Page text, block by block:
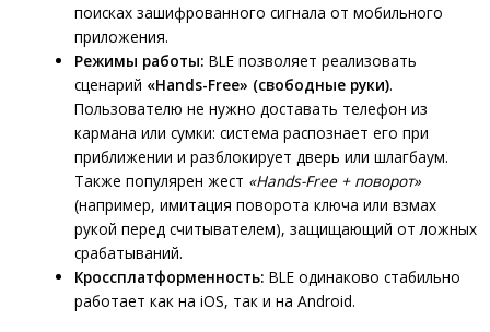
поисках зашифрованного сигнала от мобильного
приложения.
Режимы работы: BLE позволяет реализовать
сценарий «Hands-Free» (свободные руки).
Пользователю не нужно доставать телефон из
кармана или сумки: система распознает его при
приближении и разблокирует дверь или шлагбаум.
Также популярен жест «Hands-Free + поворот»
(например, имитация поворота ключа или взмах
рукой перед считывателем), защищающий от ложных
срабатываний.
Кроссплатформенность: BLE одинаково стабильно
работает как на iOS, так и на Android.